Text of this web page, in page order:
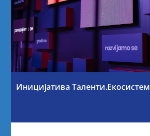
Иницијатива Таленти.Екосистем